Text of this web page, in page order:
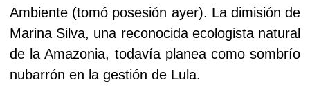
Ambiente (tomó posesión ayer). La dimisión de
Marina Silva, una reconocida ecologista natural
de la Amazonia, todavía planea como sombrío
nubarrón en la gestión de Lula.